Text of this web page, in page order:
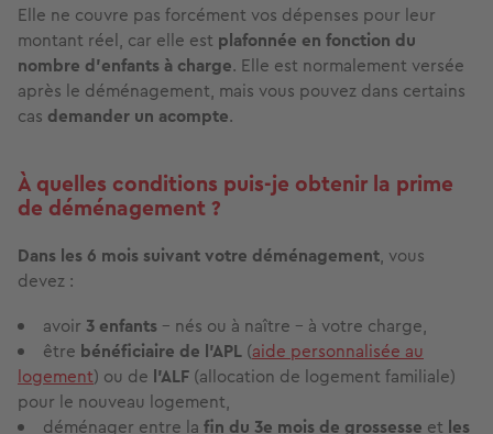
Elle ne couvre pas forcément vos dépenses pour leur
montant réel, car elle est plafonnée en fonction du
nombre d’enfants à charge. Elle est normalement versée
après le déménagement, mais vous pouvez dans certains
cas demander un acompte.
À quelles conditions puis-je obtenir la prime
de déménagement ?
Dans les 6 mois suivant votre déménagement, vous
devez :
avoir 3 enfants – nés ou à naître – à votre charge,
être bénéficiaire de l’APL (aide personnalisée au
logement) ou de l’ALF (allocation de logement familiale)
pour le nouveau logement,
déménager entre la fin du 3e mois de grossesse et les